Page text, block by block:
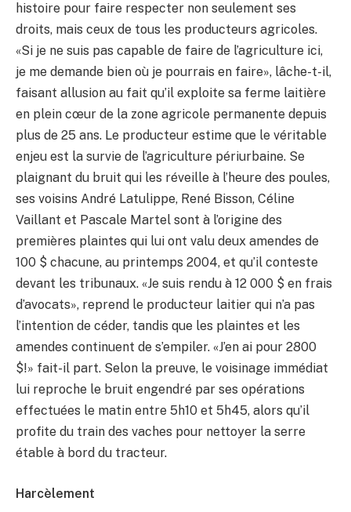
histoire pour faire respecter non seulement ses
droits, mais ceux de tous les producteurs agricoles.
«Si je ne suis pas capable de faire de l’agriculture ici,
je me demande bien où je pourrais en faire», lâche-t-il,
faisant allusion au fait qu’il exploite sa ferme laitière
en plein cœur de la zone agricole permanente depuis
plus de 25 ans. Le producteur estime que le véritable
enjeu est la survie de l’agriculture périurbaine. Se
plaignant du bruit qui les réveille à l’heure des poules,
ses voisins André Latulippe, René Bisson, Céline
Vaillant et Pascale Martel sont à l’origine des
premières plaintes qui lui ont valu deux amendes de
100 $ chacune, au printemps 2004, et qu’il conteste
devant les tribunaux. «Je suis rendu à 12 000 $ en frais
d’avocats», reprend le producteur laitier qui n’a pas
l’intention de céder, tandis que les plaintes et les
amendes continuent de s’empiler. «J’en ai pour 2800
$!» fait-il part. Selon la preuve, le voisinage immédiat
lui reproche le bruit engendré par ses opérations
effectuées le matin entre 5h10 et 5h45, alors qu’il
profite du train des vaches pour nettoyer la serre
étable à bord du tracteur.
Harcèlement